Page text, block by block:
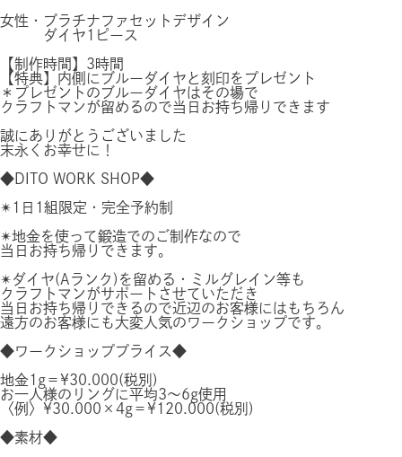
女性・プラチナファセットデザイン
ダイヤ1ピース
【制作時間】3時間
【特典】内側にブルーダイヤと刻印をプレゼント
＊プレゼントのブルーダイヤはその場で
クラフトマンが留めるので当日お持ち帰りできます
誠にありがとうございました
末永くお幸せに！
◆DITO WORK SHOP◆
✴︎1日1組限定・完全予約制
✴︎地金を使って鍛造でのご制作なので
当日お持ち帰りできます。
✴︎ダイヤ(Aランク)を留める・ミルグレイン等も
クラフトマンがサポートさせていただき
当日お持ち帰りできるので近辺のお客様にはもちろん
遠方のお客様にも大変人気のワークショップです。
◆ワークショッププライス◆
地金1g＝¥30.000(税別)
お一人様のリングに平均3〜6g使用
〈例〉¥30.000×4g＝¥120.000(税別)
◆素材◆